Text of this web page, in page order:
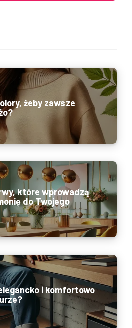
żeby zawsze
które wprowadzą
do Twojego
i komfortowo